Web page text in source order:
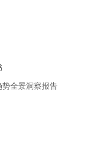
势全景洞察报告